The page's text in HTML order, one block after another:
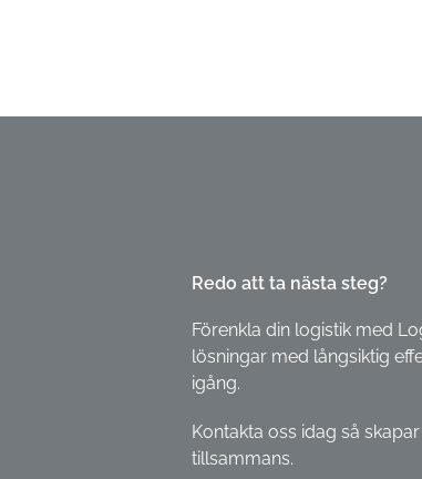
Redo att ta nästa steg?
Förenkla din logistik med
lösningar med långsiktig
igång.
Kontakta oss idag så
tillsammans.